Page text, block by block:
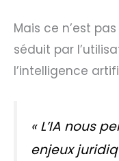
Mais ce n’est
séduit par
l’intelligence
«L’IA nous
enjeux